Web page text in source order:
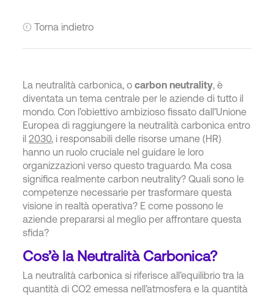
Torna indietro
La neutralità carbonica, ocarbon neutrality, è
diventata un tema centrale per le aziende di tutto il
mondo. Con l’obiettivo ambizioso fissato dall’Unione
Europea di raggiungere la neutralità carbonica entro
il2030, i responsabili delle risorse umane (HR)
hanno un ruolo cruciale nel guidare le loro
organizzazioni verso questo traguardo. Ma cosa
significa realmente carbon neutrality? Quali sono le
competenze necessarie per trasformare questa
visione in realtà operativa? E come possono le
aziende prepararsi al meglio per affrontare questa
sfida?
Cos’è la Neutralità Carbonica?
La neutralità carbonica si riferisce all’equilibrio tra la
quantità di CO2 emessa nell’atmosfera e la quantità